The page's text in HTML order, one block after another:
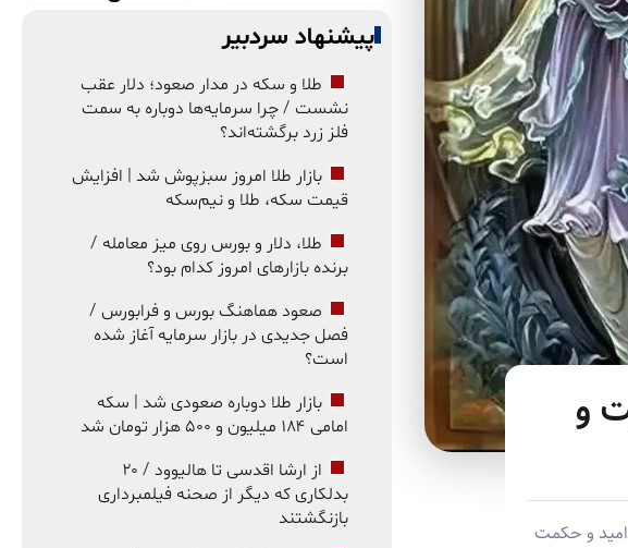
و
امید و حکمت
پیشنهاد سردبیر
طلا و سکه در مدار صعود؛ دلار عقب
نشست / چرا سرمایه‌ها دوباره به سمت
فلز زرد برگشته‌اند؟
بازار طلا امروز سبزپوش شد | افزایش
قیمت سکه، طلا و نیم‌سکه
طلا، دلار و بورس روی میز معامله /
برنده بازارهای امروز کدام بود؟
صعود هماهنگ بورس و فرابورس /
فصل جدیدی در بازار سرمایه آغاز شده
است؟
بازار طلا دوباره صعودی شد | سکه
امامی ۱۸۴ میلیون و ۵۰۰ هزار تومان شد
از ارشا اقدسی تا هالیوود / ۲۰
بدلکاری که دیگر از صحنه فیلمبرداری
بازنگشتند